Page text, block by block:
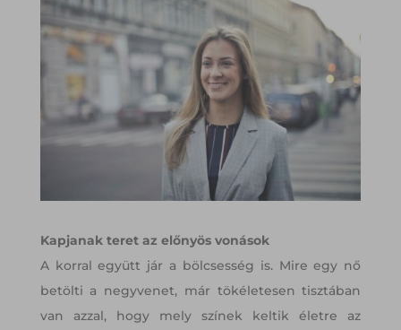
Kapjanak teret az előnyös vonások
A korral együtt jár a bölcsesség is. Mire egy nő
betölti a negyvenet, már tökéletesen tisztában
van azzal, hogy mely színek keltik életre az